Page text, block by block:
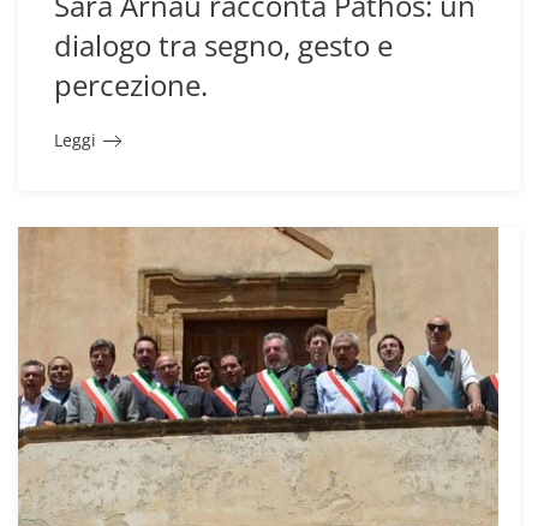
dialogo tra segno, gesto e
percezione.
Leggi